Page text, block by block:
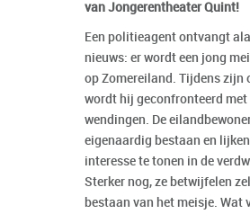
van Jongerentheater Quint!
Een politieagent ontvangt
nieuws: er wordt een jong
op Zomereiland. Tijdens zijn
wordt hij geconfronteerd met
wendingen. De
eigenaardig bestaan en
interesse te tonen in de
Sterker nog, ze betwijfelen
bestaan van het meisje. Wat